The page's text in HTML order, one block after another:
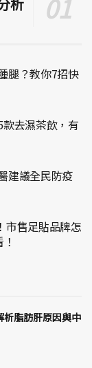
腿？教你7招快
去濕茶飲，有
建議全民防疫
市售足貼品牌怎
析脂肪肝原因與中